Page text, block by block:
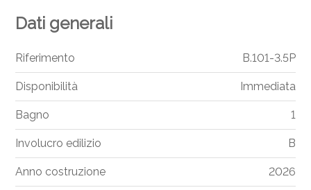
Dati generali
Riferimento B.101-3.5P
Disponibilità Immediata
Bagno 1
Involucro edilizio B
Anno costruzione 2026